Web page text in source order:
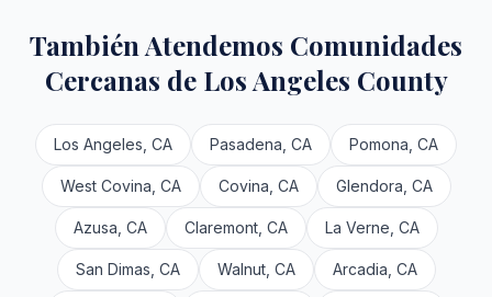
También Atendemos Comunidades
Cercanas de Los Angeles County
Los Angeles, CA Pasadena, CA Pomona, CA
West Covina, CA Covina, CA Glendora, CA
Azusa, CA Claremont, CA La Verne, CA
San Dimas, CA Walnut, CA Arcadia, CA